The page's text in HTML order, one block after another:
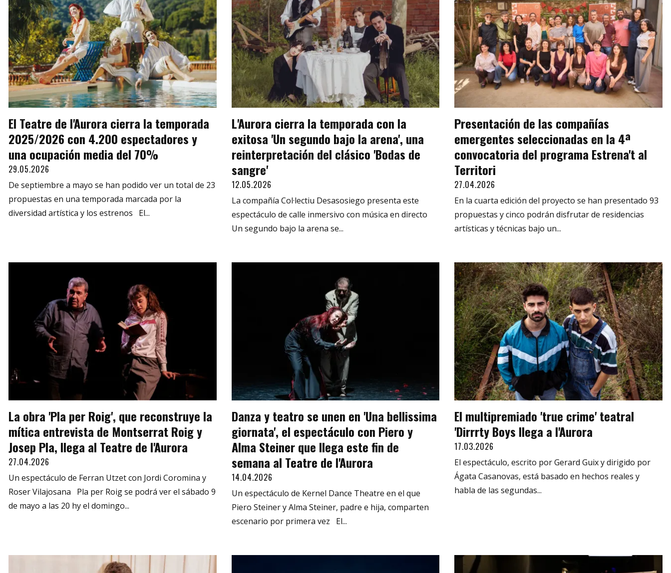
El Teatre de l'Aurora cierra la temporada
2025/2026 con 4.200 espectadores y
una ocupación media del 70%
29.05.2026
De septiembre a mayo se han podido ver un total de 23
propuestas en una temporada marcada por la
diversidad artística y los estrenos El...
L'Aurora cierra la temporada con la
exitosa 'Un segundo bajo la arena', una
reinterpretación del clásico 'Bodas de
sangre'
12.05.2026
La compañía Col·lectiu Desasosiego presenta este
espectáculo de calle inmersivo con música en directo
Un segundo bajo la arena se...
Presentación de las compañías
emergentes seleccionadas en la 4ª
convocatoria del programa Estrena't al
Territori
27.04.2026
En la cuarta edición del proyecto se han presentado 93
propuestas y cinco podrán disfrutar de residencias
artísticas y técnicas bajo un...
La obra 'Pla per Roig', que reconstruye la
mítica entrevista de Montserrat Roig y
Josep Pla, llega al Teatre de l'Aurora
27.04.2026
Un espectáculo de Ferran Utzet con Jordi Coromina y
Roser Vilajosana Pla per Roig se podrá ver el sábado 9
de mayo a las 20 hy el domingo...
Danza y teatro se unen en 'Una bellissima
giornata', el espectáculo con Piero y
Alma Steiner que llega este fin de
semana al Teatre de l'Aurora
14.04.2026
Un espectáculo de Kernel Dance Theatre en el que
Piero Steiner y Alma Steiner, padre e hija, comparten
escenario por primera vez El...
El multipremiado 'true crime' teatral
'Dirrrty Boys llega a l'Aurora
17.03.2026
El espectáculo, escrito por Gerard Guix y dirigido por
Ágata Casanovas, está basado en hechos reales y
habla de las segundas...